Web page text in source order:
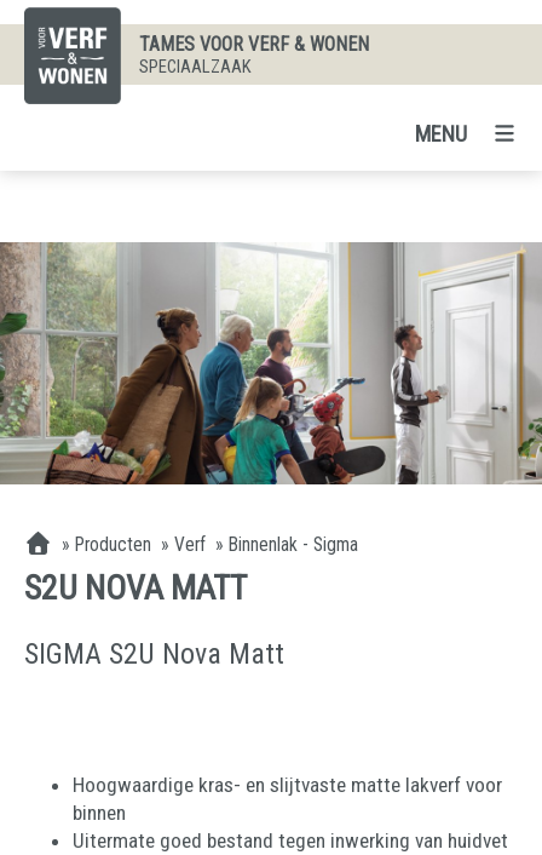
TAMES VOOR VERF & WONEN
SPECIAALZAAK
MENU
» Producten »Verf » Binnenlak - Sigma
S2U NOVA MATT
SIGMA S2U Nova Matt
Hoogwaardige kras- en slijtvaste matte lakverf voor
binnen
Uitermate goed bestand tegen inwerking van huidvet